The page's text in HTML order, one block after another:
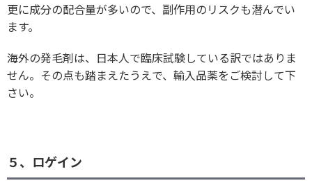
更に成分の配合量が多いので、副作用のリスクも潜んでい
ます。
海外の発毛剤は、日本人で臨床試験している訳ではありま
せん。その点も踏まえたうえで、輸入品薬をご検討して下
さい。
５、ロゲイン